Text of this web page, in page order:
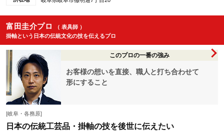
富田圭介プロ
（ 表具師 ）
掛軸という日本の伝統文化の技を伝えるプロ
このプロの一番の強み
お客様の想いを直接、職人と打ち合わせて
形にすること
[岐阜・各務原]
日本の伝統工芸品・掛軸の技を後世に伝えたい